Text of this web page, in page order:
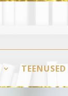
TEENUSED